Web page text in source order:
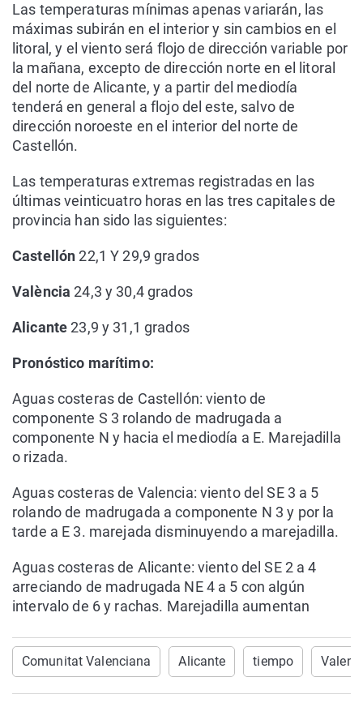
Las temperaturas mínimas apenas variarán, las
máximas subirán en el interior y sin cambios en el
litoral, y el viento será flojo de dirección variable por
la mañana, excepto de dirección norte en el litoral
del norte de Alicante, y a partir del mediodía
tenderá en general a flojo del este, salvo de
dirección noroeste en el interior del norte de
Castellón.
Las temperaturas extremas registradas en las
últimas veinticuatro horas en las tres capitales de
provincia han sido las siguientes:
Castellón22,1 Y 29,9 grados
València24,3 y 30,4 grados
Alicante23,9 y 31,1 grados
Pronóstico marítimo:
Aguas costeras de Castellón: viento de
componente S 3 rolando de madrugada a
componente N y hacia el mediodía a E. Marejadilla
o rizada.
Aguas costeras de Valencia: viento del SE 3 a 5
rolando de madrugada a componente N 3 y por la
tarde a E 3. marejada disminuyendo a marejadilla.
Aguas costeras de Alicante: viento del SE 2 a 4
arreciando de madrugada NE 4 a 5 con algún
intervalo de 6 y rachas. Marejadilla aumentan
Comunitat Valenciana Alicante tiempo